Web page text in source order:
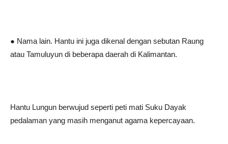
● Nama lain. Hantu ini juga dikenal dengan sebutan Raung
atau Tamuluyun di beberapa daerah di Kalimantan.
Hantu Lungun berwujud seperti peti mati Suku Dayak
pedalaman yang masih menganut agama kepercayaan.